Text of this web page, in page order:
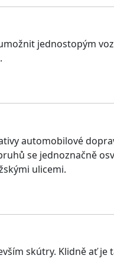
jednostopým
automobilové
se jednoznačně
ulicemi.
skútry. Klidně ať je